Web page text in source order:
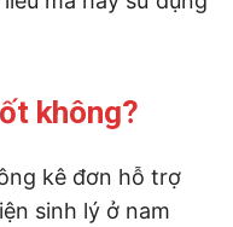
không?
kê đơn hỗ trợ
sinh lý ở nam